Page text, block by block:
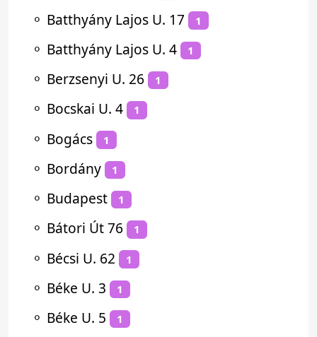
⚬ Batthyány Lajos U. 17 1
⚬ Batthyány Lajos U. 4 1
⚬ Berzsenyi U. 26 1
⚬ Bocskai U. 4 1
⚬ Bogács 1
⚬ Bordány 1
⚬ Budapest 1
⚬ Bátori Út 76 1
⚬ Bécsi U. 62 1
⚬ Béke U. 3 1
⚬ Béke U. 5 1